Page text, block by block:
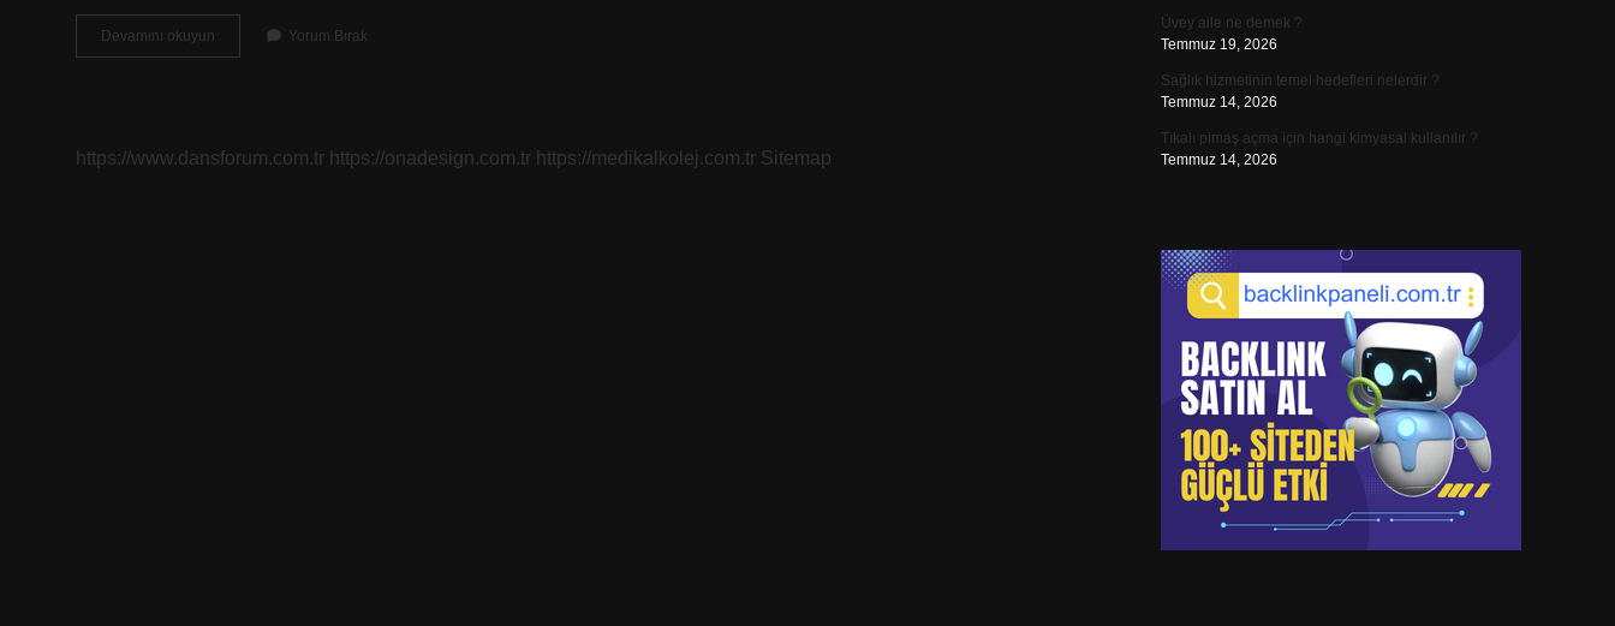
Devamını okuyun
Muhafızı
Yorum Bırak
https://www.dansforum.com.tr https://onadesign.com.tr https://medikalkolej.com.tr Sitemap
Üvey aile ne demek ?
Temmuz 19, 2026
Sağlık hizmetinin temel hedefleri nelerdir ?
Temmuz 14, 2026
Tıkalı pimaş açma için hangi kimyasal kullanılır ?
Temmuz 14, 2026